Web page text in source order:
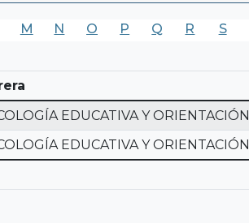
M N O P Q R S
EDUCATIVA Y ORIENTACIÓN
EDUCATIVA Y ORIENTACIÓN